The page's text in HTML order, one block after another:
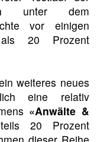
unter dem
vor einigen
20 Prozent
weiteres neues
eine relativ
«Anwälte &
20 Prozent